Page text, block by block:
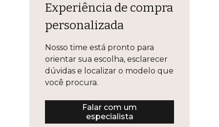
Experiência de compra
personalizada
Nosso time está pronto para
orientar sua escolha, esclarecer
dúvidas e localizar o modelo que
você procura.
Falar com um
especialista